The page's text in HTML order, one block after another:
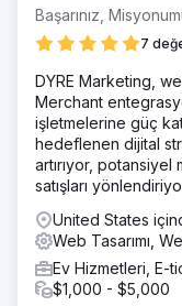
Başarınız,
7
DYRE Marketing,
Merchant
işletmelerine güç
hedeflenen dijital
artırıyor,
satışları
United States
Web Tasarımı,
Ev Hizmetleri, E-
$1,000 - $5,000